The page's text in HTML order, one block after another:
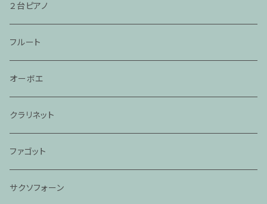
２台ピアノ
フルート
オーボエ
クラリネット
ファゴット
サクソフォーン